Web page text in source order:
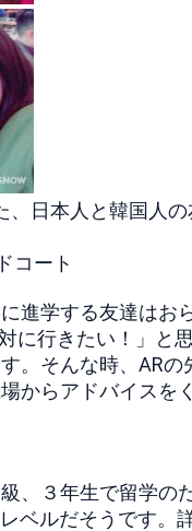
、日本人と韓国人
コート
進学する友達は
に行きたい！」と
。そんな時、AR
からアドバイス
、３年生で留学の
ベルだそうです。